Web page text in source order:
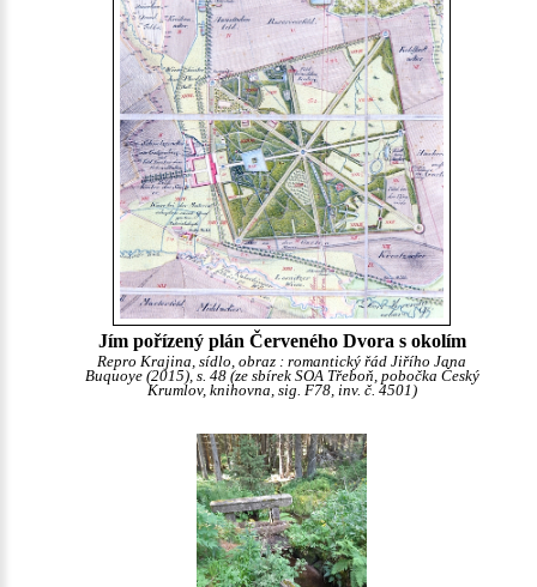
Jím pořízený plán Červeného Dvora s okolím
Repro Krajina, sídlo, obraz : romantický řád Jiřího Jana
Buquoye (2015), s. 48 (ze sbírek SOA Třeboň, pobočka Český
Krumlov, knihovna, sig. F78, inv. č. 4501)